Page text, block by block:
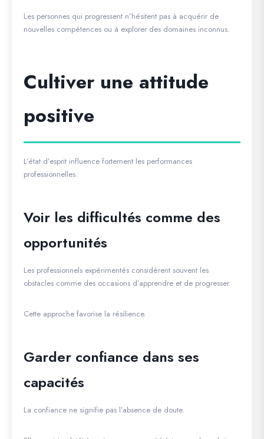
Les personnes qui progressent n’hésitent pas à acquérir de
nouvelles compétences ou à explorer des domaines inconnus.
Cultiver une attitude
positive
L’état d’esprit influence fortement les performances
professionnelles.
Voir les difficultés comme des
opportunités
Les professionnels expérimentés considèrent souvent les
obstacles comme des occasions d’apprendre et de progresser.
Cette approche favorise la résilience.
Garder confiance dans ses
capacités
La confiance ne signifie pas l’absence de doute.